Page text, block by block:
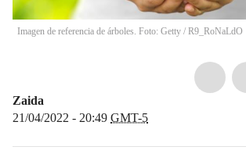
Imagen de referencia de árboles. Foto: Getty / R9_RoNaLdO
Zaida
21/04/2022 - 20:49 GMT-5